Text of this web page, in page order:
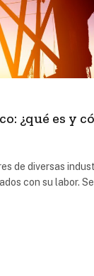
¿qué es y
de diversas
con su labor.